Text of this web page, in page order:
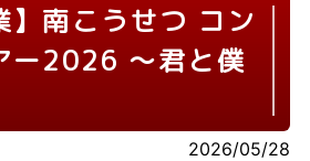
】南こうせつ コン
ー2026 ～君と僕
2026/05/28